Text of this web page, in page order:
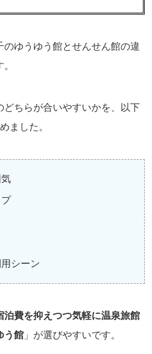
のゆうゆう館とせんせん館の違
どちらが合いやすいかを、以下
ました。
シーン
泊費を抑えつつ気軽に温泉旅館
う館 」が選びやすいです。